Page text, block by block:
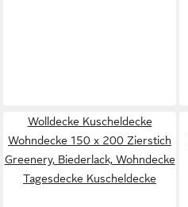
Wolldecke Kuscheldecke
Wohndecke 150 x 200 Zierstich
Greenery, Biederlack, Wohndecke
Tagesdecke Kuscheldecke